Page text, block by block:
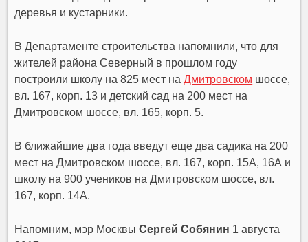
деревья и кустарники.
В Департаменте строительства напомнили, что для
жителей района Северный в прошлом году
построили школу на 825 мест наДмитровском шоссе,
вл. 167, корп. 13 и детский сад на 200 мест на
Дмитровском шоссе, вл. 165, корп. 5.
В ближайшие два года введут еще два садика на 200
мест на Дмитровском шоссе, вл. 167, корп. 15А, 16А и
школу на 900 учеников на Дмитровском шоссе, вл.
167, корп. 14А.
Напомним, мэр МосквыСергей Собянин 1 августа